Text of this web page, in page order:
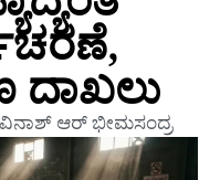
ದಾಖಲು
ಆರ್‌ ಭೀಮಸಂದ್ರ